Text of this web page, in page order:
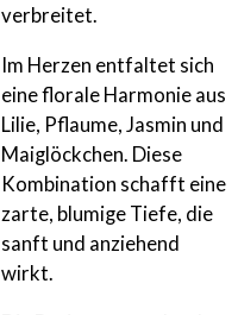
verbreitet.
Im Herzen entfaltet sich
eine florale Harmonie aus
Lilie, Pflaume, Jasmin und
Maiglöckchen. Diese
Kombination schafft eine
zarte, blumige Tiefe, die
sanft und anziehend
wirkt.